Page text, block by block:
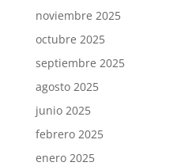
noviembre 2025
octubre 2025
septiembre 2025
agosto 2025
junio 2025
febrero 2025
enero 2025